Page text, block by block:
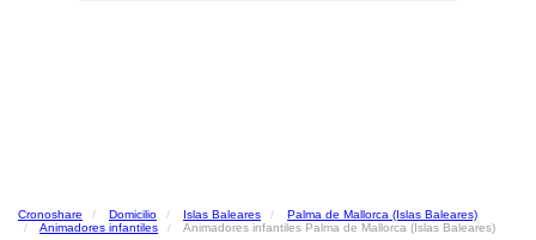
Cronoshare Domicilio Islas Baleares
Palma de Mallorca (Islas Baleares)
Animadores infantiles
Animadores infantiles Palma de Mallorca (Islas Baleares)